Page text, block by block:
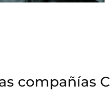
compañías